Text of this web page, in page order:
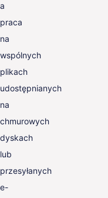
a
praca
na
wspólnych
plikach
udostępnianych
na
chmurowych
dyskach
lub
przesyłanych
e-